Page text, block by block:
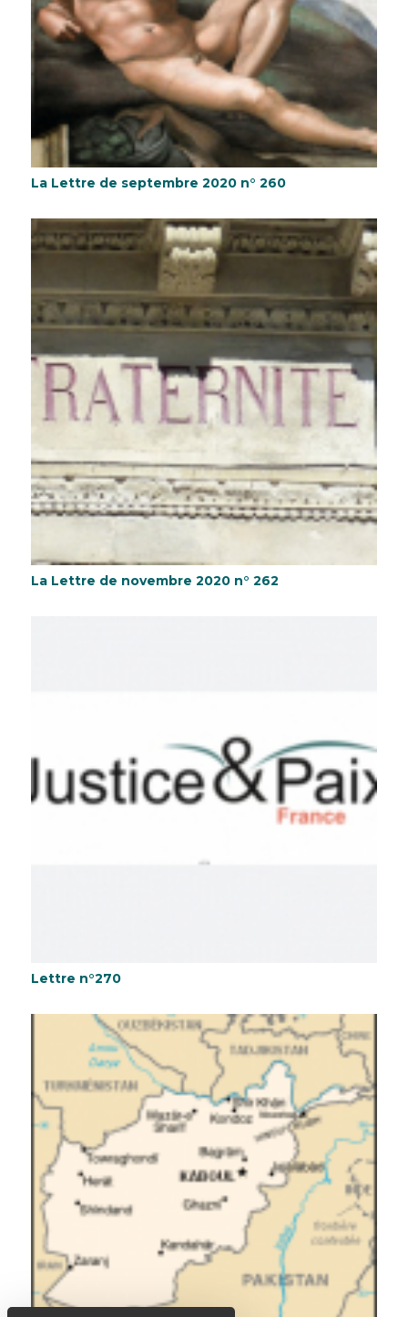
La Lettre de septembre 2020 n° 260
La Lettre de novembre 2020 n° 262
Lettre n°270